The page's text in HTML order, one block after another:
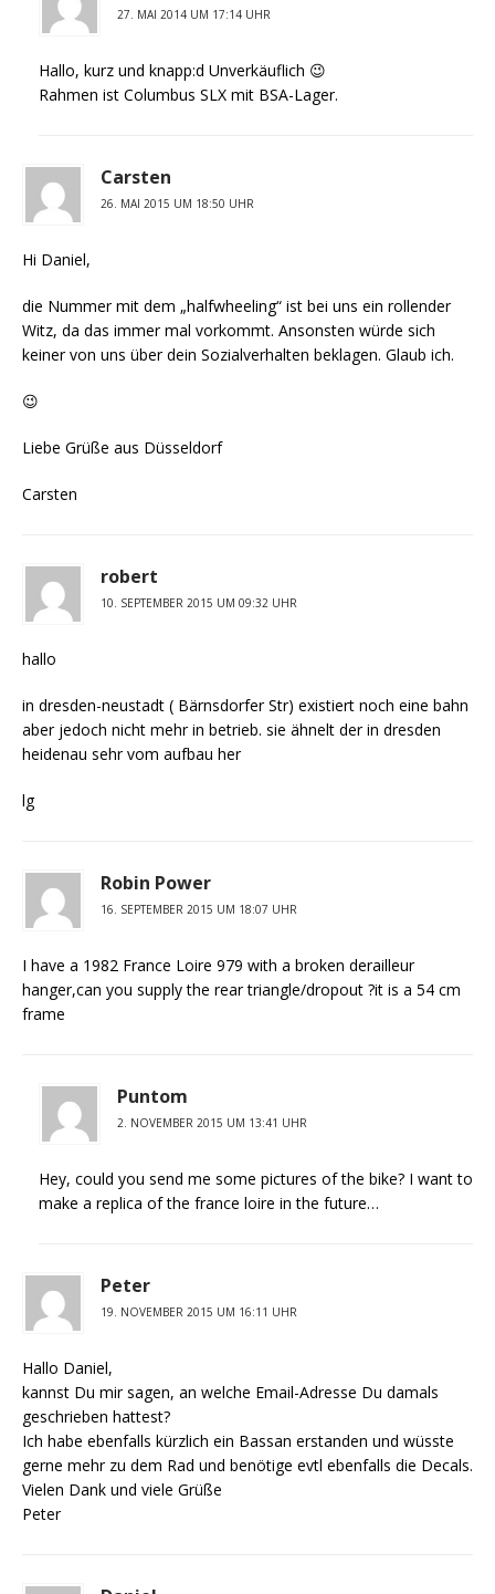
27. MAI 2014 UM 17:14 UHR
Hallo, kurz und knapp:d Unverkäuflich 😉
Rahmen ist Columbus SLX mit BSA-Lager.
Carsten
26. MAI 2015 UM 18:50 UHR
Hi Daniel,
die Nummer mit dem „halfwheeling“ ist bei uns ein rollender
Witz, da das immer mal vorkommt. Ansonsten würde sich
keiner von uns über dein Sozialverhalten beklagen. Glaub ich.
😉
Liebe Grüße aus Düsseldorf
Carsten
robert
10. SEPTEMBER 2015 UM 09:32 UHR
hallo
in dresden-neustadt ( Bärnsdorfer Str) existiert noch eine bahn
aber jedoch nicht mehr in betrieb. sie ähnelt der in dresden
heidenau sehr vom aufbau her
lg
Robin Power
16. SEPTEMBER 2015 UM 18:07 UHR
I have a 1982 France Loire 979 with a broken derailleur
hanger,can you supply the rear triangle/dropout ?it is a 54 cm
frame
Puntom
2. NOVEMBER 2015 UM 13:41 UHR
Hey, could you send me some pictures of the bike? I want to
make a replica of the france loire in the future…
Peter
19. NOVEMBER 2015 UM 16:11 UHR
Hallo Daniel,
kannst Du mir sagen, an welche Email-Adresse Du damals
geschrieben hattest?
Ich habe ebenfalls kürzlich ein Bassan erstanden und wüsste
gerne mehr zu dem Rad und benötige evtl ebenfalls die Decals.
Vielen Dank und viele Grüße
Peter